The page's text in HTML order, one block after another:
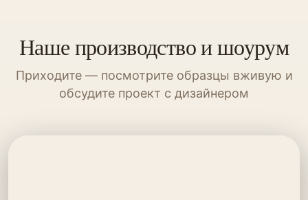
Наше производство и шоурум
Приходите — посмотрите образцы вживую и
обсудите проект с дизайнером